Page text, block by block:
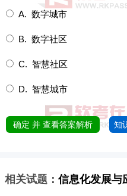
A. 数字城市
B. 数字社区
C. 智慧社区
D. 智慧城市
确定 并 查看答案解析 知
相关试题： 信息化发展与